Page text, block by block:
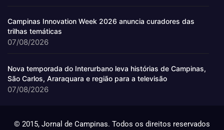
Campinas Innovation Week 2026 anuncia curadores das
trilhas temáticas
07/08/2026
Nova temporada do Interurbano leva histórias de Campinas,
São Carlos, Araraquara e região para a televisão
07/08/2026
© 2015, Jornal de Campinas. Todos os direitos reservados